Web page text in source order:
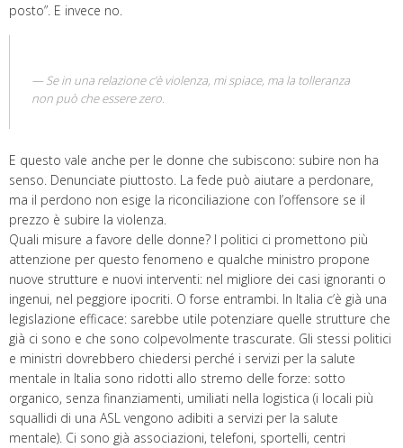
posto”. E invece no.
Se in una relazione c’è violenza, mi spiace, ma la tolleranza
non può che essere zero.
E questo vale anche per le donne che subiscono: subire non ha
senso. Denunciate piuttosto. La fede può aiutare a perdonare,
ma il perdono non esige la riconciliazione con l’offensore se il
prezzo è subire la violenza.
Quali misure a favore delle donne? I politici ci promettono più
attenzione per questo fenomeno e qualche ministro propone
nuove strutture e nuovi interventi: nel migliore dei casi ignoranti o
ingenui, nel peggiore ipocriti. O forse entrambi. In Italia c’è già una
legislazione efficace: sarebbe utile potenziare quelle strutture che
già ci sono e che sono colpevolmente trascurate. Gli stessi politici
e ministri dovrebbero chiedersi perché i servizi per la salute
mentale in Italia sono ridotti allo stremo delle forze: sotto
organico, senza finanziamenti, umiliati nella logistica (i locali più
squallidi di una ASL vengono adibiti a servizi per la salute
mentale). Ci sono già associazioni, telefoni, sportelli, centri